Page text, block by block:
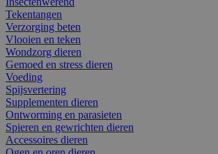
Tekentangen
Verzorging beten
Vlooien en teken
Wondzorg dieren
Gemoed en stress dieren
Voeding
Spijsvertering
Supplementen dieren
Ontworming en parasieten
Spieren en gewrichten dieren
Accessoires dieren